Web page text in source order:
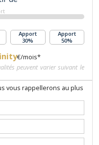
Apport
30%
Apport
50%
€/mois*
peuvent varier suivant le
vous rappellerons au plus